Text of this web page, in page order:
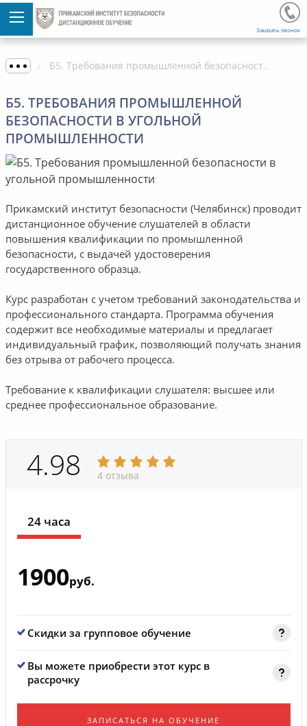
Заказать звонок
Б5. Требования промышленной безопасности в угольной промышленности
Б5. ТРЕБОВАНИЯ ПРОМЫШЛЕННОЙ
БЕЗОПАСНОСТИ В УГОЛЬНОЙ
ПРОМЫШЛЕННОСТИ
Прикамский институт безопасности (Челябинск) проводит
дистанционное обучение слушателей в области
повышения квалификации по промышленной
безопасности, с выдачей удостоверения
государственного образца.
Курс разработан с учетом требований законодательства и
профессионального стандарта. Программа обучения
содержит все необходимые материалы и предлагает
индивидуальный график, позволяющий получать знания
без отрыва от рабочего процесса.
Требование к квалификации слушателя: высшее или
среднее профессиональное образование.
4.98 4 отзыва
24 часа
1900руб.
Скидки за групповое обучение
Вы можете приобрести этот курс в
рассрочку
ЗАПИСАТЬСЯ НА ОБУЧЕНИЕ